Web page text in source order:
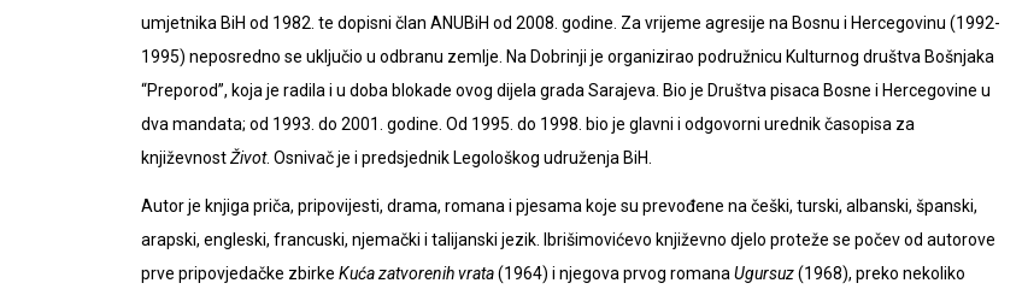
umjetnika BiH od 1982. te dopisni član ANUBiH od 2008. godine. Za vrijeme agresije na Bosnu i Hercegovinu (1992-
1995) neposredno se uključio u odbranu zemlje. Na Dobrinji je organizirao podružnicu Kulturnog društva Bošnjaka
“Preporod”, koja je radila i u doba blokade ovog dijela grada Sarajeva. Bio je Društva pisaca Bosne i Hercegovine u
dva mandata; od 1993. do 2001. godine. Od 1995. do 1998. bio je glavni i odgovorni urednik časopisa za
književnostŽivot. Osnivač je i predsjednik Legološkog udruženja BiH.
Autor je knjiga priča, pripovijesti, drama, romana i pjesama koje su prevođene na češki, turski, albanski, španski,
arapski, engleski, francuski, njemački i talijanski jezik. Ibrišimovićevo književno djelo proteže se počev od autorove
prve pripovjedačke zbirke Kuća zatvorenih vrata(1964) i njegova prvog romana Ugursuz(1968), preko nekoliko